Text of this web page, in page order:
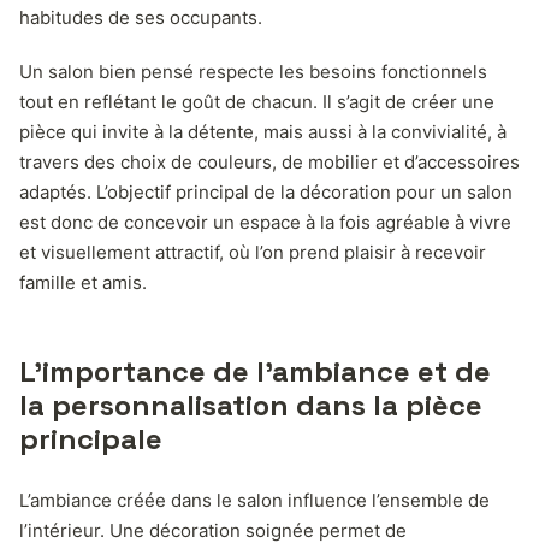
habitudes de ses occupants.
Un salon bien pensé respecte les besoins fonctionnels
tout en reflétant le goût de chacun. Il s’agit de créer une
pièce qui invite à la détente, mais aussi à la convivialité, à
travers des choix de couleurs, de mobilier et d’accessoires
adaptés. L’objectif principal de la décoration pour un salon
est donc de concevoir un espace à la fois agréable à vivre
et visuellement attractif, où l’on prend plaisir à recevoir
famille et amis.
L’importance de l’ambiance et de
la personnalisation dans la pièce
principale
L’ambiance créée dans le salon influence l’ensemble de
l’intérieur. Une décoration soignée permet de